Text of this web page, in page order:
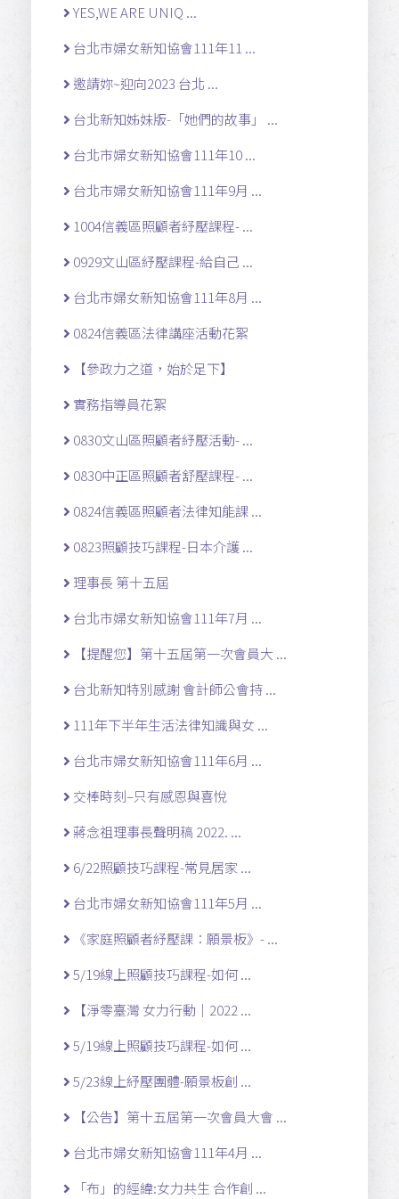
YES,WE ARE UNIQ ...
台北市婦女新知協會111年11 ...
邀請妳~迎向2023 台北 ...
台北新知姊妹版-「她們的故事」 ...
台北市婦女新知協會111年10 ...
台北市婦女新知協會111年9月 ...
1004信義區照顧者紓壓課程- ...
0929文山區紓壓課程-給自己 ...
台北市婦女新知協會111年8月 ...
0824信義區法律講座活動花絮
【參政力之道，始於足下】
實務指導員花絮
0830文山區照顧者紓壓活動- ...
0830中正區照顧者舒壓課程- ...
0824信義區照顧者法律知能課 ...
0823照顧技巧課程-日本介護 ...
理事長 第十五屆
台北市婦女新知協會111年7月 ...
【提醒您】第十五屆第一次會員大 ...
台北新知特別感謝 會計師公會持 ...
111年下半年生活法律知識與女 ...
台北市婦女新知協會111年6月 ...
交棒時刻–只有感恩與喜悅
蔣念祖理事長聲明稿 2022. ...
6/22照顧技巧課程-常見居家 ...
台北市婦女新知協會111年5月 ...
《家庭照顧者紓壓課：願景板》- ...
5/19線上照顧技巧課程-如何 ...
【淨零臺灣 女力行動｜2022 ...
5/19線上照顧技巧課程-如何 ...
5/23線上紓壓團體-願景板創 ...
【公告】第十五屆第一次會員大會 ...
台北市婦女新知協會111年4月 ...
「布」的經緯:女力共生 合作創 ...